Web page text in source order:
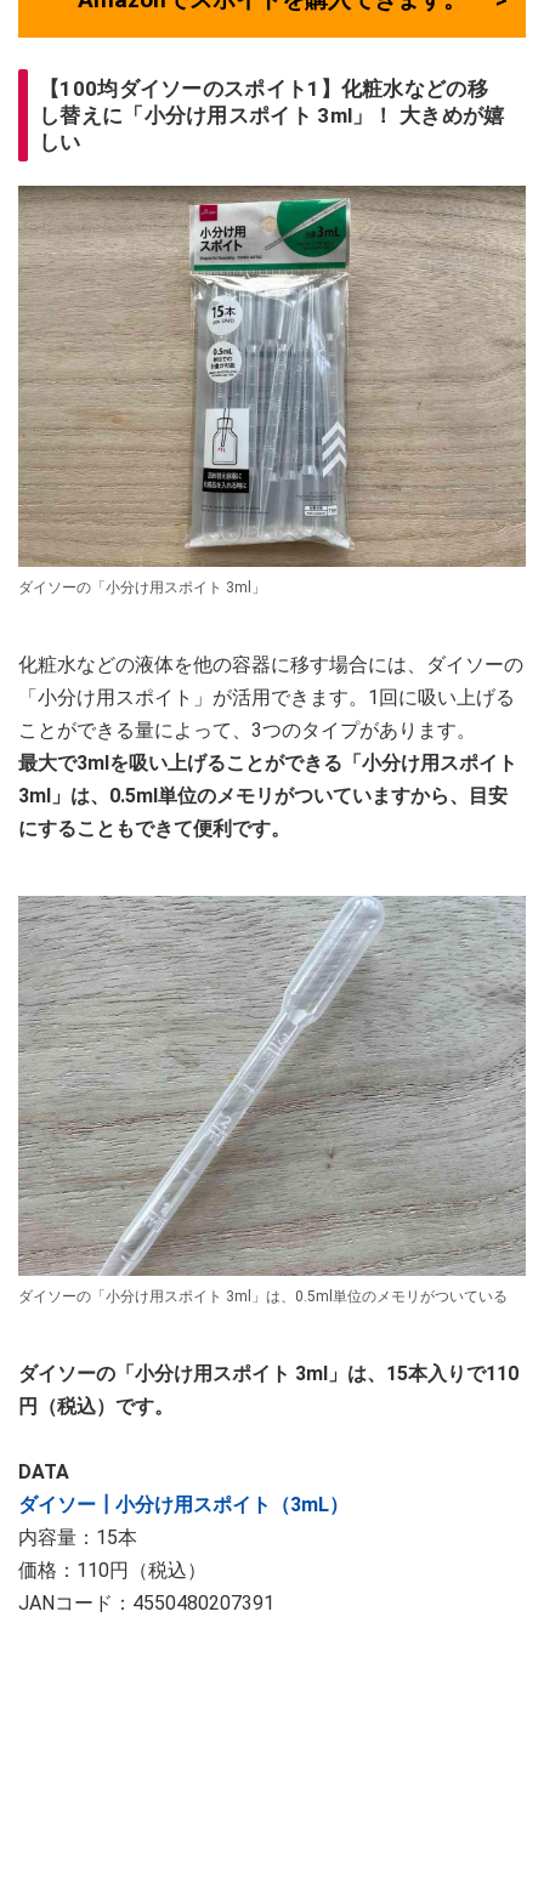
【100均ダイソーのスポイト1】化粧水などの移
し替えに「小分け用スポイト 3ml」！ 大きめが嬉
しい
ダイソーの「小分け用スポイト 3ml」
化粧水などの液体を他の容器に移す場合には、ダイソーの
「小分け用スポイト」が活用できます。1回に吸い上げる
ことができる量によって、3つのタイプがあります。
最大で3mlを吸い上げることができる「小分け用スポイト
3ml」は、0.5ml単位のメモリがついていますから、目安
にすることもできて便利です。
ダイソーの「小分け用スポイト 3ml」は、0.5ml単位のメモリがついている
ダイソーの「小分け用スポイト 3ml」は、15本入りで110
円（税込）です。
DATA
ダイソー┃小分け用スポイト（3mL）
内容量：15本
価格：110円（税込）
JANコード：4550480207391